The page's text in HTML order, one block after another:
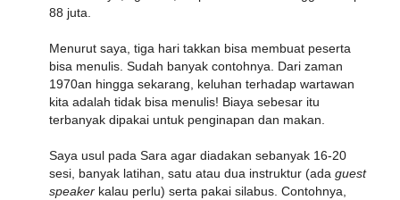
88 juta.
Menurut saya, tiga hari takkan bisa membuat peserta
bisa menulis. Sudah banyak contohnya. Dari zaman
1970an hingga sekarang, keluhan terhadap wartawan
kita adalah tidak bisa menulis! Biaya sebesar itu
terbanyak dipakai untuk penginapan dan makan.
Saya usul pada Sara agar diadakan sebanyak 16-20
sesi, banyak latihan, satu atau dua instruktur (ada guest
speaker kalau perlu) serta pakai silabus. Contohnya,